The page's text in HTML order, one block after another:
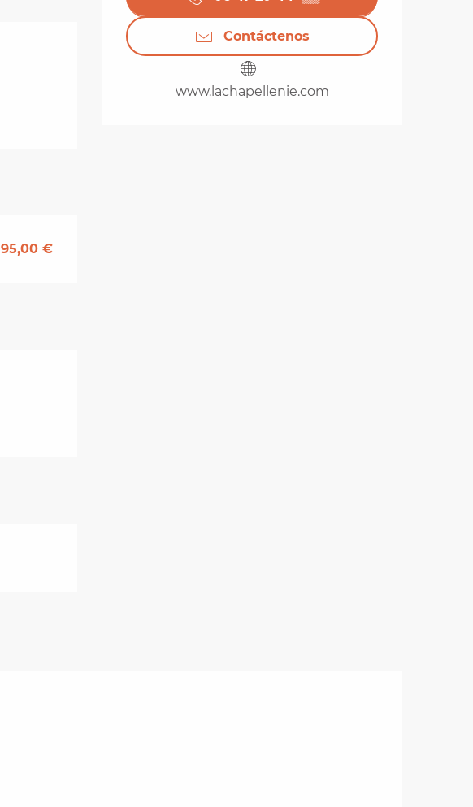
Contáctenos
www.lachapellenie.com
95,00 €